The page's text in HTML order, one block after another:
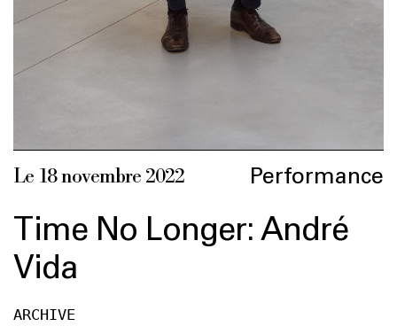
Le 18 novembre 2022 Performance
Time No Longer: André
Vida
ARCHIVE